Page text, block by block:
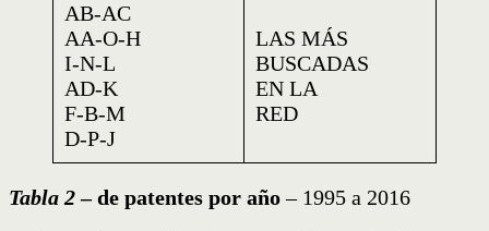
AB-AC
AA-O-H
I-N-L
AD-K
F-B-M
D-P-J
LAS MÁS
BUSCADAS
EN LA
RED
Tabla 2– de patentes por año– 1995 a 2016